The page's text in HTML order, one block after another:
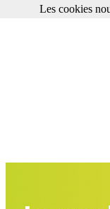
Les cookies